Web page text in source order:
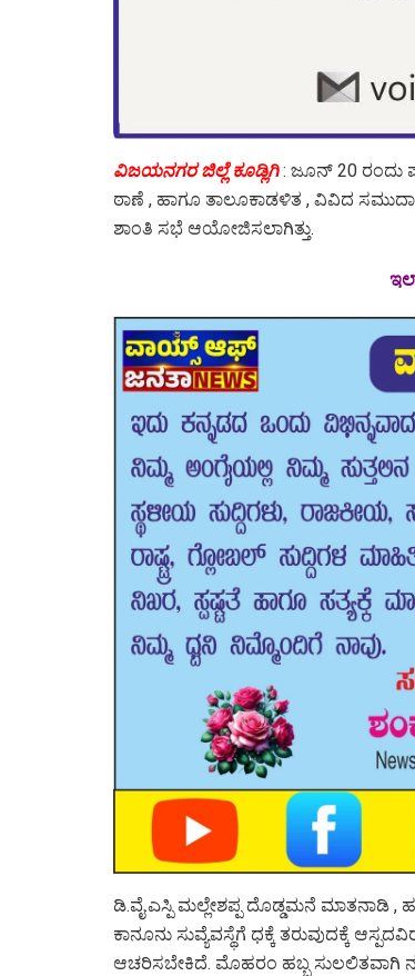
ವಿಜಯನಗರ ಜಿಲ್ಲೆ ಕೂಡ್ಲಿಗಿ : ಜೂನ್ 20 ರಂದು
ಠಾಣೆ , ಹಾಗೂ ತಾಲೂಕಾಡಳಿತ , ವಿವಿದ
ಶಾಂತಿ ಸಭೆ ಆಯೋಜಿಸಲಾಗಿತ್ತು.
ಡಿ.ವೈ.ಎಸ್ಪಿ ಮಲ್ಲೇಶಪ್ಪ ದೊಡ್ಡಮನೆ ಮಾತನಾಡಿ
ಕಾನೂನು ಸುವ್ಯೆವಸ್ಥೆಗೆ ಧಕ್ಕೆ ತರುವುದಕ್ಕೆ
ಆಚರಿಸಬೇಕಿದೆ. ಮೊಹರಂ ಹಬ್ಬ ಸುಲಲಿತವಾಗಿ